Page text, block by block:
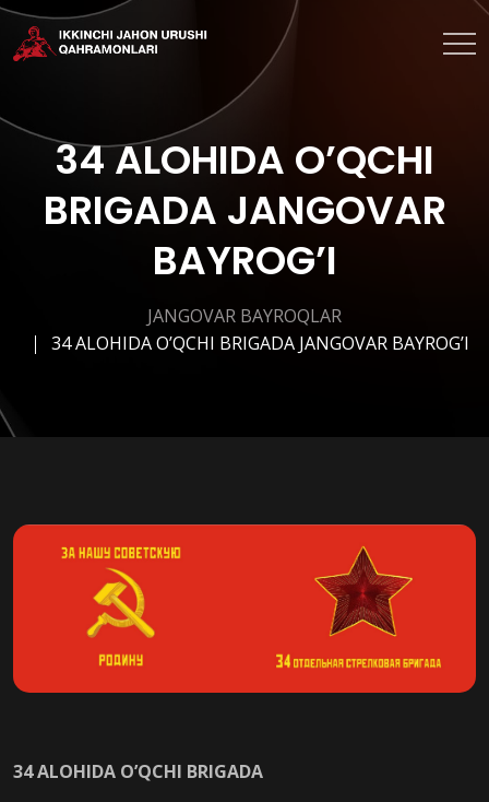
34 ALOHIDA O’QCHI
BRIGADA JANGOVAR
BAYROG’I
JANGOVAR BAYROQLAR
34 ALOHIDA O’QCHI BRIGADA JANGOVAR BAYROG’I
34 ALOHIDA O’QCHI BRIGADA